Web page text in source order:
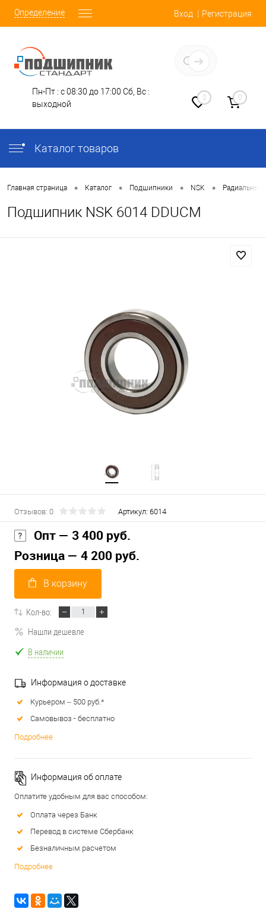
Определение Вход Регистрация
Пн-Пт : с 08:30 до 17:00 Сб, Вс :
выходной
0 0
Каталог товаров
Главная страница • Каталог • Подшипники • NSK •
Подшипник NSK 6014 DDUCM
Отзывов: 0 Артикул: 6014
Опт — 3 400 руб.
Розница — 4 200 руб.
В корзину
Кол-во:
Нашли дешевле
В наличии
Информация о доставке
Курьером – 500 руб.*
Самовывоз - бесплатно
Подробнее
Информация об оплате
Оплатите удобным для вас способом:
Оплата через Банк
Перевод в системе Сбербанк
Безналичным расчетом
Подробнее